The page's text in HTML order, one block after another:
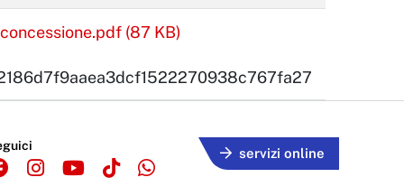
(87 KB)
servizi online